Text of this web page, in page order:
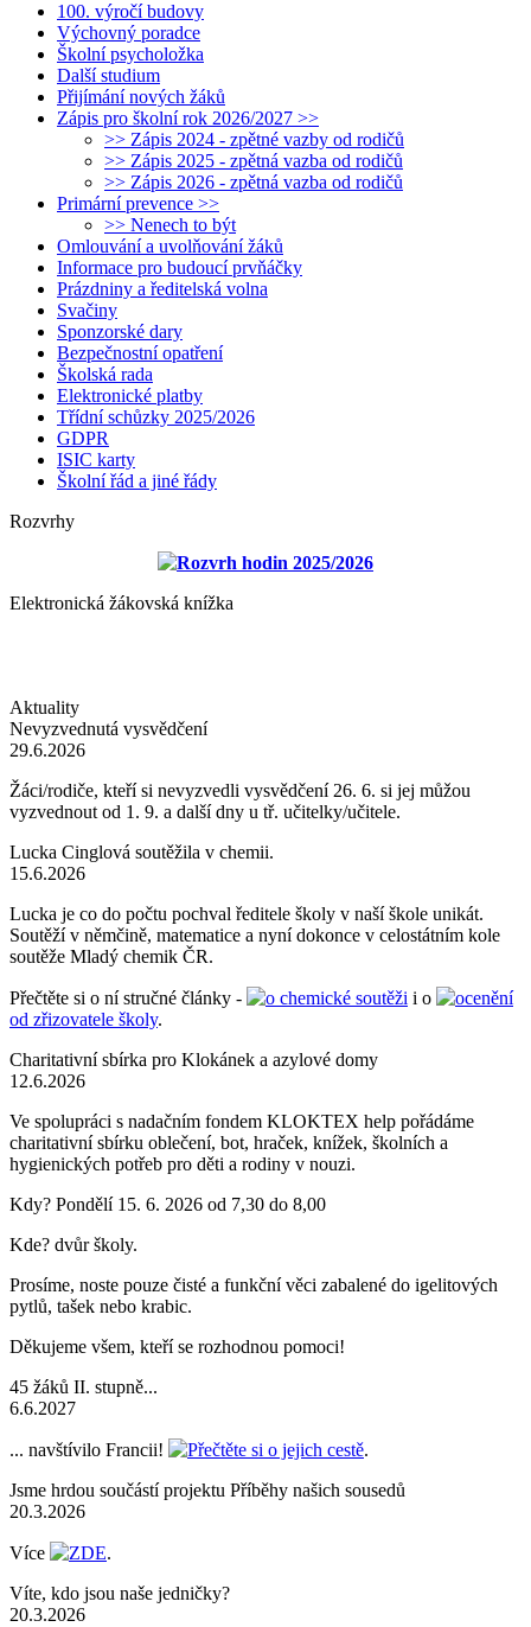
100. výročí budovy
Výchovný poradce
Školní psycholožka
Další studium
Přijímání nových žáků
Zápis pro školní rok 2026/2027 >>
>> Zápis 2024 - zpětné vazby od rodičů
>> Zápis 2025 - zpětná vazba od rodičů
>> Zápis 2026 - zpětná vazba od rodičů
Primární prevence >>
>> Nenech to být
Omlouvání a uvolňování žáků
Informace pro budoucí prvňáčky
Prázdniny a ředitelská volna
Svačiny
Sponzorské dary
Bezpečnostní opatření
Školská rada
Elektronické platby
Třídní schůzky 2025/2026
GDPR
ISIC karty
Školní řád a jiné řády
Rozvrhy
Rozvrh hodin 2025/2026
Elektronická žákovská knížka
Aktuality
Nevyzvednutá vysvědčení
29.6.2026
Žáci/rodiče, kteří si nevyzvedli vysvědčení 26. 6. si jej můžou
vyzvednout od 1. 9. a další dny u tř. učitelky/učitele.
Lucka Cinglová soutěžila v chemii.
15.6.2026
Lucka je co do počtu pochval ředitele školy v naší škole unikát.
Soutěží v němčině, matematice a nyní dokonce v celostátním kole
soutěže Mladý chemik ČR.
Přečtěte si o ní stručné články - o chemické soutěži i o
ocenění
od zřizovatele školy.
Charitativní sbírka pro Klokánek a azylové domy
12.6.2026
Ve spolupráci s nadačním fondem KLOKTEX help pořádáme
charitativní sbírku oblečení, bot, hraček, knížek, školních a
hygienických potřeb pro děti a rodiny v nouzi.
Kdy? Pondělí 15. 6. 2026 od 7,30 do 8,00
Kde? dvůr školy.
Prosíme, noste pouze čisté a funkční věci zabalené do igelitových
pytlů, tašek nebo krabic.
Děkujeme všem, kteří se rozhodnou pomoci!
45 žáků II. stupně...
6.6.2027
... navštívilo Francii! Přečtěte si o jejich cestě.
Jsme hrdou součástí projektu Příběhy našich sousedů
20.3.2026
Více ZDE.
Víte, kdo jsou naše jedničky?
20.3.2026